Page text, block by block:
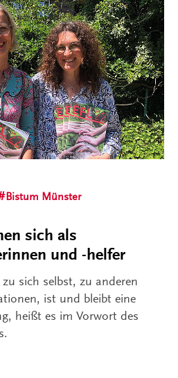
Bistum Münster
sich als
und -helfer
sich selbst, zu anderen
ist und bleibt eine
heißt es im Vorwort des